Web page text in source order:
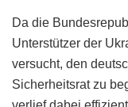
Da die
Unterstützer der
versucht, den
Sicherheitsrat zu